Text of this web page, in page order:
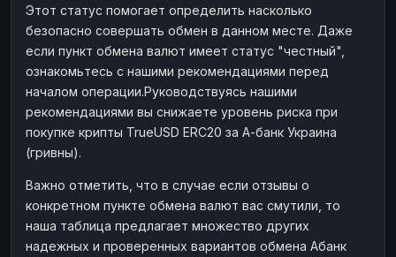
Этот статус помогает определить насколько
безопасно совершать обмен в данном месте. Даже
если пункт обмена валют имеет статус "честный",
ознакомьтесь с нашими рекомендациями перед
началом операции.Руководствуясь нашими
рекомендациями вы снижаете уровень риска при
покупке крипты TrueUSD ERC20 за А-банк Украина
(гривны).
Важно отметить, что в случае если отзывы о
конкретном пункте обмена валют вас смутили, то
наша таблица предлагает множество других
надежных и проверенных вариантов обмена Абанк